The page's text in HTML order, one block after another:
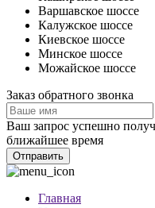
Варшавское шоссе
Калужское шоссе
Киевское шоссе
Минское шоссе
Можайское шоссе
Заказ обратного звонка
Ваш запрос успешно
ближайшее время
Отправить
Главная